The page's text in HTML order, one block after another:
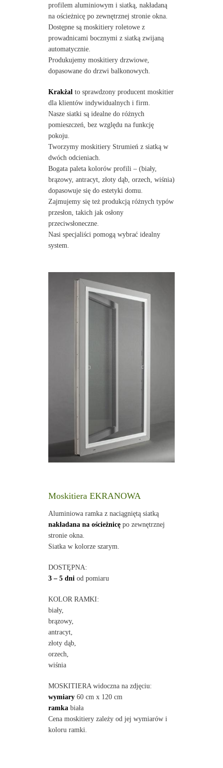
profilem aluminiowym i siatką, nakładaną
na ościeżnicę po zewnętrznej stronie okna.
Dostępne są moskitiery roletowe z
prowadnicami bocznymi z siatką zwijaną
automatycznie.
Produkujemy moskitiery drzwiowe,
dopasowane do drzwi balkonowych.
Krakżalto sprawdzony producent moskitier
dla klientów indywidualnych i firm.
Nasze siatki są idealne do różnych
pomieszczeń, bez względu na funkcję
pokoju.
Tworzymy moskitiery Strumień z siatką w
dwóch odcieniach.
Bogata paleta kolorów profili – (biały,
brązowy, antracyt, złoty dąb, orzech, wiśnia)
dopasowuje się do estetyki domu.
Zajmujemy się też produkcją różnych typów
przesłon, takich jak osłony
przeciwsłoneczne.
Nasi specjaliści pomogą wybrać idealny
system.
Moskitiera EKRANOWA
Aluminiowa ramka z naciągniętą siatką
nakładana na ościeżnicępo zewnętrznej
stronie okna.
Siatka w kolorze szarym.
DOSTĘPNA:
3 – 5 dniod pomiaru
KOLOR RAMKI:
biały,
brązowy,
antracyt,
złoty dąb,
orzech,
wiśnia
MOSKITIERA widoczna na zdjęciu:
wymiary60 cm x 120 cm
ramkabiała
Cena moskitiery zależy od jej wymiarów i
koloru ramki.